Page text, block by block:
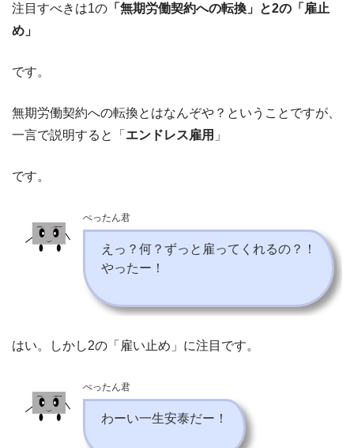
注目すべきは1の 「無期労働契約への転換」と2の「雇止
め」
です。
無期労働契約への転換とはなんぞや？ということですが、
一言で説明すると「 エンドレス雇用 」
です。
ぺったん君
えっ？何？ずっと雇ってくれるの？！
やったー！
はい。しかし2の「雇い止め」に注目です。
ぺったん君
わーい一生安泰だー！